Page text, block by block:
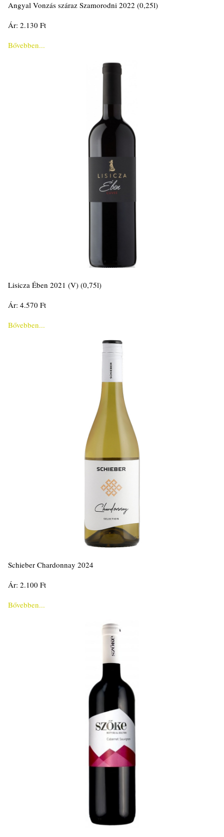
Angyal Vonzás száraz Szamorodni 2022 (0,25l)
Ár: 2.130 Ft
Bővebben...
Lisicza Ében 2021 (V) (0,75l)
Ár: 4.570 Ft
Bővebben...
Schieber Chardonnay 2024
Ár: 2.100 Ft
Bővebben...